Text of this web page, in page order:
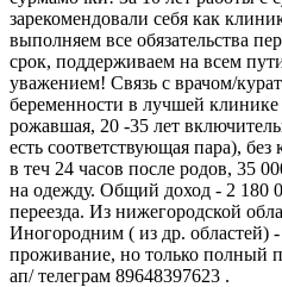
зарекомендовали себя как
выполняем все обязательства
срок, поддерживаем на всем
уважением! Связь с врачом/
беременности в лучшей клинике
рожавшая, 20 -35 лет
есть соответствующая пара),
в теч 24 часов после родов, 35
на одежду. Общий доход - 2 180
переезда. Из нижегородской
Иногородним ( из др. областей)
проживание, но только полный
ап/ телеграм 89648397623 .